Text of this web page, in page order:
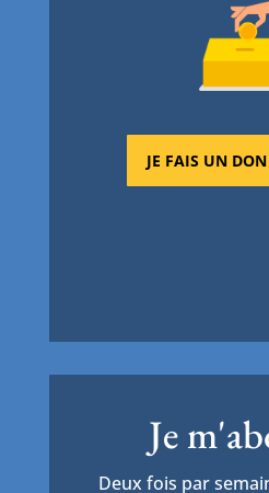
JE FAIS UN
Je
Deux fois par